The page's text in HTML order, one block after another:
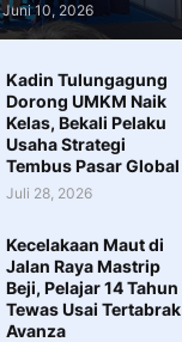
Juni 10, 2026
Kadin Tulungagung
Dorong UMKM Naik
Kelas, Bekali Pelaku
Usaha Strategi
Tembus Pasar Global
Juli 28, 2026
Kecelakaan Maut di
Jalan Raya Mastrip
Beji, Pelajar 14 Tahun
Tewas Usai Tertabrak
Avanza